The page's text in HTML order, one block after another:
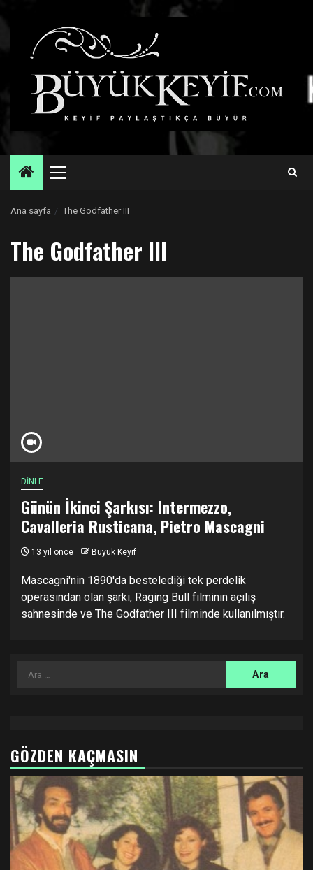
Primary
Ana sayfa The Godfather III
The Godfather III
DİNLE
Günün İkinci Şarkısı: Intermezzo,
Cavalleria Rusticana, Pietro Mascagni
13 yıl önce Büyük Keyif
Mascagni'nin 1890'da bestelediği tek perdelik
operasından olan şarkı, Raging Bull filminin açılış
sahnesinde ve The Godfather III filminde kullanılmıştır.
Arama:
GÖZDEN KAÇMASIN